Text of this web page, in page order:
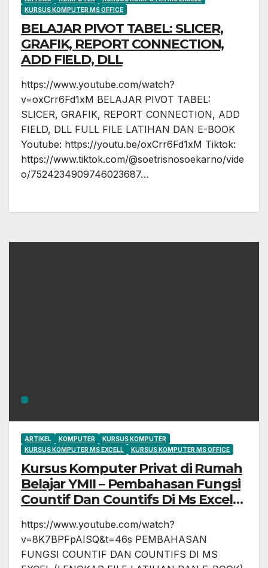
KURSUS KOMPUTER MS OFFICE
BELAJAR PIVOT TABEL: SLICER,
GRAFIK, REPORT CONNECTION,
ADD FIELD, DLL
https://www.youtube.com/watch?
v=oxCrr6Fd1xM BELAJAR PIVOT TABEL:
SLICER, GRAFIK, REPORT CONNECTION, ADD
FIELD, DLL FULL FILE LATIHAN DAN E-BOOK
Youtube: https://youtu.be/oxCrr6Fd1xM Tiktok:
https://www.tiktok.com/@soetrisnosoekarno/vide
o/7524234909746023687…
ARTIKEL KOMPUTER
KURSUS KOMPUTER
KURSUS KOMPUTER MS EXCELL
KURSUS KOMPUTER MS OFFICE
Kursus Komputer Privat di Rumah
Belajar YMII – Pembahasan Fungsi
Countif Dan Countifs Di Ms Excel
https://www.youtube.com/watch?
v=8K7BPFpAISQ&t=46s PEMBAHASAN
FUNGSI COUNTIF DAN COUNTIFS DI MS